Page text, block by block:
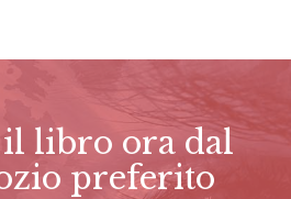
il libro ora dal
preferito